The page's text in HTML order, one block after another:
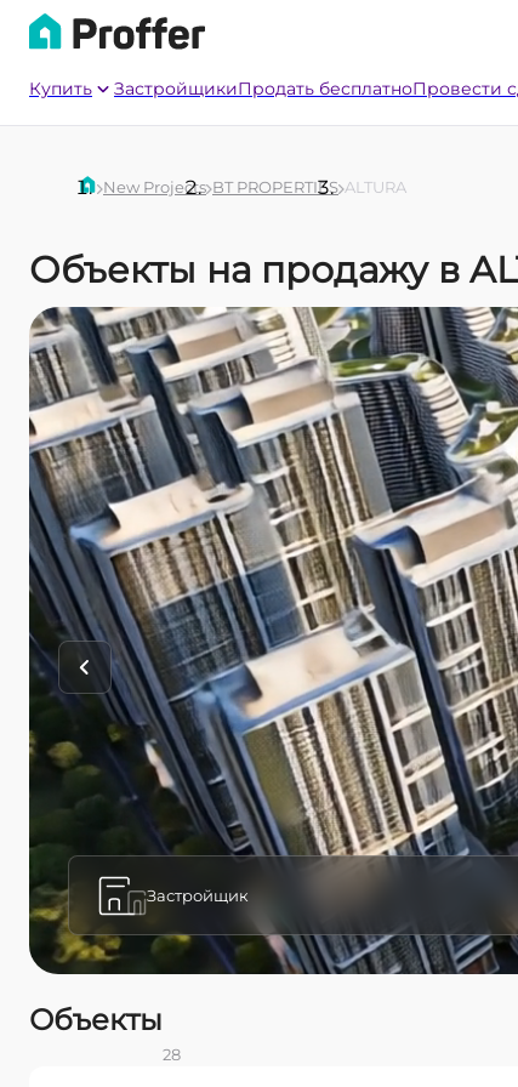
Купить ЗастройщикиПродать бесплатноПровести
New Projects BT PROPERTIES ALTURA
Объекты на продажу в
Застройщик
Объекты
28